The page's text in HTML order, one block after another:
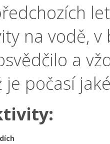
na vodě,
a
počasí